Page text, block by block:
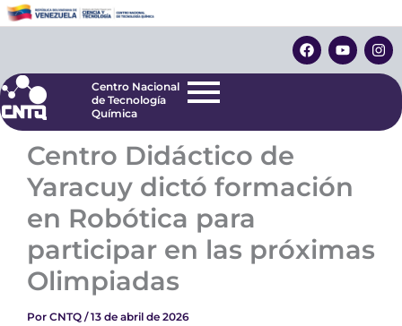
al
F
a
c
o
Y
o
u
e
I
n
s
r
Centro Nacional
de Tecnología
Centro Nacional
de Tecnología
Química
Centro Didáctico de
Yaracuy dictó formación
en Robótica para
participar en las próximas
Olimpiadas
Por CNTQ /13 de abril de 2026